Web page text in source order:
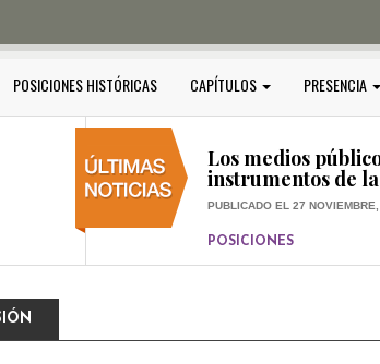
POSICIONES HISTÓRICAS CAPÍTULOS PRESENCIA
PUBLICADO EL 17 DICIEMBRE,
Los medios
instrumentos de
PUBLICADO EL 27
POSICIONES
Consejos